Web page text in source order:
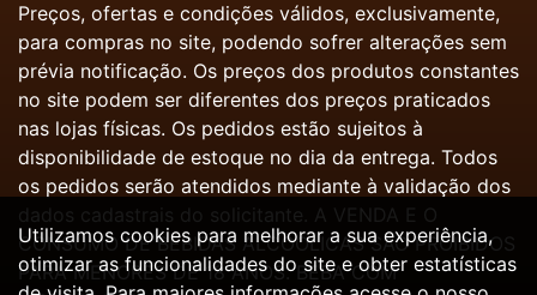
Preços, ofertas e condições válidos, exclusivamente,
para compras no site, podendo sofrer alterações sem
prévia notificação. Os preços dos produtos constantes
no site podem ser diferentes dos preços praticados
nas lojas físicas. Os pedidos estão sujeitos à
disponibilidade de estoque no dia da entrega. Todos
os pedidos serão atendidos mediante à validação dos
dados cadastrais do solicitante. A VENDA E O
CONSUMO DE BEBIDAS ALCOÓLICAS SÃO PROIBIDOS
PARA MENORES DE 18 ANOS. BEBA COM
Utilizamos cookies para melhorar a sua experiência,
otimizar as funcionalidades do site e obter estatísticas